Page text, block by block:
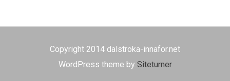
Copyright 2014 dalstroka-innafor.net
WordPress theme by Siteturner